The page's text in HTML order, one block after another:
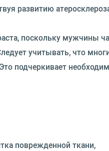
развитию
поскольку мужчины
учитывать, что
подчеркивает
поврежденной ткани,